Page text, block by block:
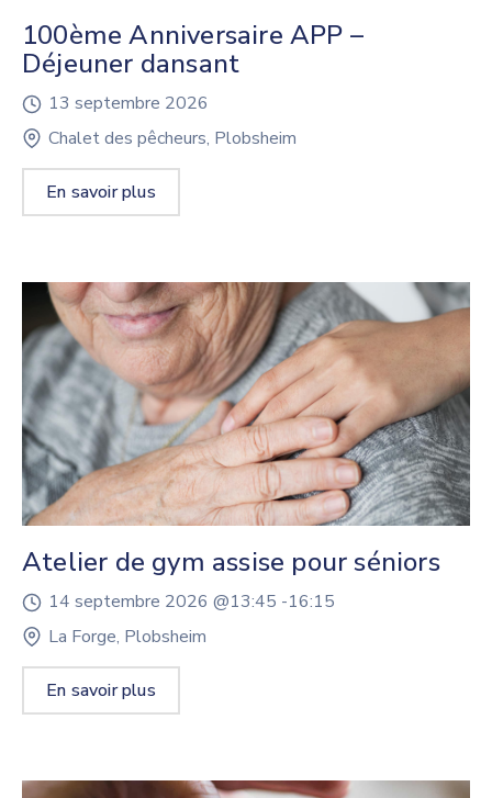
100ème Anniversaire APP –
Déjeuner dansant
13 septembre 2026
Chalet des pêcheurs, Plobsheim
En savoir plus
Atelier de gym assise pour séniors
14 septembre 2026 @13:45 -16:15
La Forge, Plobsheim
En savoir plus